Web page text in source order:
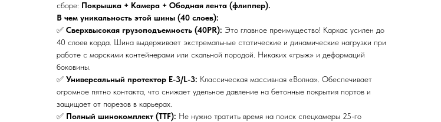
сборе: Покрышка + Камера + Ободная лента (флиппер).
В чем уникальность этой шины (40 слоев):
✅ Сверхвысокая грузоподъемность (40PR): Это главное преимущество! Каркас усилен до
40 слоев корда. Шина выдерживает экстремальные статические и динамические нагрузки при
работе с морскими контейнерами или скальной породой. Никаких «грыж» и деформаций
боковины.
✅ Универсальный протектор E-3/L-3: Классическая массивная «Волна». Обеспечивает
огромное пятно контакта, что снижает удельное давление на бетонные покрытия портов и
защищает от порезов в карьерах.
✅ Полный шинокомплект (TTF): Не нужно тратить время на поиск спецкамеры 25-го